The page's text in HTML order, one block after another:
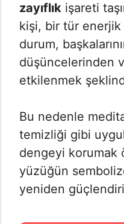
zayıflık işareti
kişi, bir tür enerjik
durum,
düşüncelerinden
etkilenmek
Bu nedenle
temizliği gibi
dengeyi korumak
yüzüğün
yeniden